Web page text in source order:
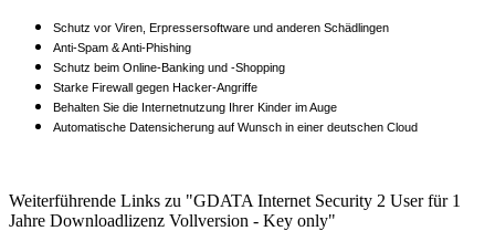
Schutz vor Viren, Erpressersoftware und anderen Schädlingen
Anti-Spam & Anti-Phishing
Schutz beim Online-Banking und -Shopping
Starke Firewall gegen Hacker-Angriffe
Behalten Sie die Internetnutzung Ihrer Kinder im Auge
Automatische Datensicherung auf Wunsch in einer deutschen Cloud
Weiterführende Links zu "GDATA Internet Security 2 User für 1
Jahre Downloadlizenz Vollversion - Key only"